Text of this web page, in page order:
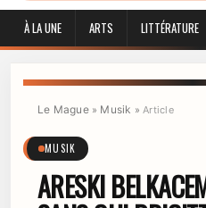
À LA UNE ARTS LITTÉRATURE
Le Mague» Musik »Article
MUSIK
ARESKI